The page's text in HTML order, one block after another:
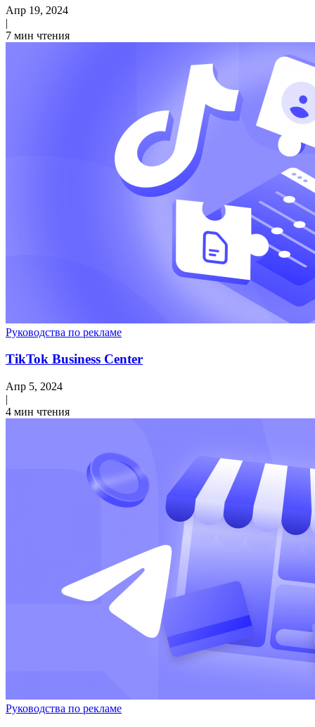
Апр 19, 2024
|
7 мин чтения
Руководства по рекламе
TikTok Business Center
Апр 5, 2024
|
4 мин чтения
Руководства по рекламе